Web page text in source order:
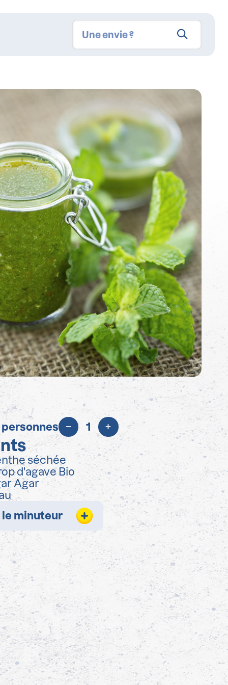
1
séchée
d'agave Bio
Agar
minuteur